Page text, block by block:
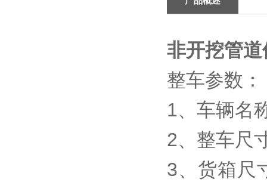
非开挖管
整车参数：
1、车辆名
2、整车尺
3、货箱尺